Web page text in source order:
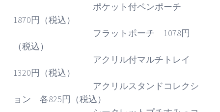
ポケット付ペンポーチ
1870円（税込）
フラットポーチ 1078円
（税込）
アクリル付マルチトレイ
1320円（税込）
アクリルスタンドコレクシ
ョン 各825円（税込）